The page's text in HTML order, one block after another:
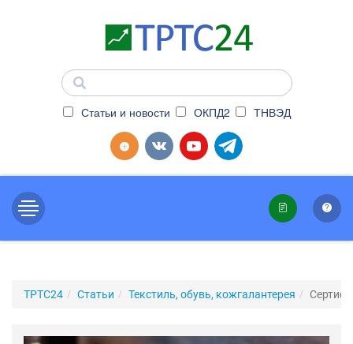
Статьи и новости ОКПД2 ТНВЭД
ТРТС24 Статьи Текстиль, обувь, кожгалантерея